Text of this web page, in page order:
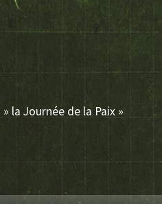
la Journée de la Paix »